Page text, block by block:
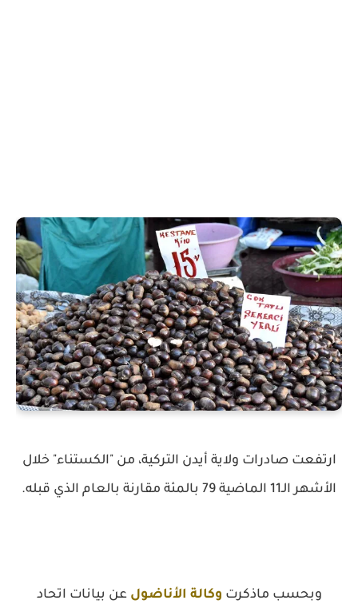
ارتفعت صادرات ولاية أيدن التركية، من "الكستناء" خلال
الأشهر الـ11 الماضية 79 بالمئة مقارنة بالعام الذي قبله.
وبحسب ماذكرت وكالة الأناضول عن بيانات اتحاد